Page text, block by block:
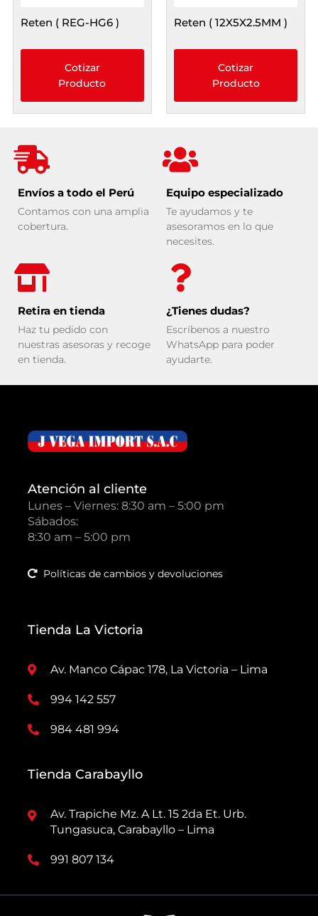
Reten ( REG-HG6 )
Cotizar
Producto
Reten ( 12X5X2.5MM )
Cotizar
Producto
Envíos a todo el Perú
Contamos con una amplia
cobertura.
Equipo especializado
Te ayudamos y te
asesoramos en lo que
necesites.
Retira en tienda
Haz tu pedido con
nuestras asesoras y recoge
en tienda.
¿Tienes dudas?
Escríbenos a nuestro
WhatsApp para poder
ayudarte.
Atención al cliente
Lunes – Viernes: 8:30 am – 5:00 pm
Sábados:
8:30 am – 5:00 pm
Políticas de cambios y devoluciones
Tienda La Victoria
Av. Manco Cápac 178, La Victoria – Lima
994 142 557
984 481 994
Tienda Carabayllo
Av. Trapiche Mz. A Lt. 15 2da Et. Urb.
Tungasuca, Carabayllo – Lima
991 807 134